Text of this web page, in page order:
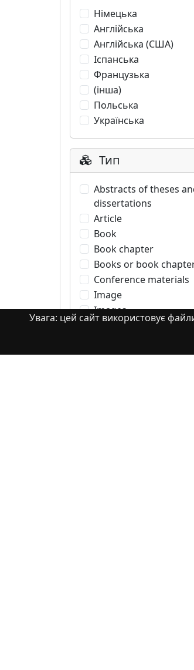
Увага: цей сайт використовує файли
Німецька
Англійська
Англійська (США)
Іспанська
Французька
(інша)
Польська
Українська
Тип
Abstracts of theses
dissertations
Article
Book
Book chapter
Books or book
Conference materials
Image
Images
Learning Object
Monograph. Books or